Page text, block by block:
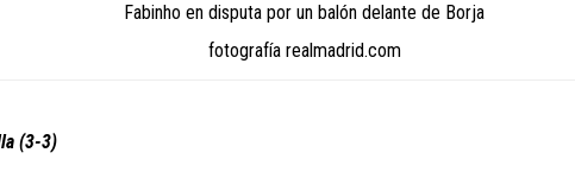
Fabinho en disputa por un balón delante de Borja
fotografía realmadrid.com
(3-3)